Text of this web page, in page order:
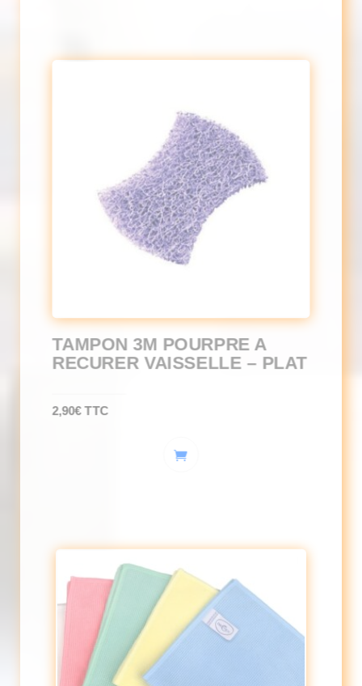
TAMPON 3M POURPRE A
RECURER VAISSELLE – PLAT
2,90€ TTC